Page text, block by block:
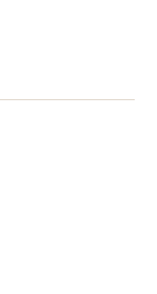
Vraag er
Alle
en kunnen